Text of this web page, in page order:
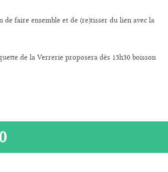
de faire ensemble et de (re)tisser du lien avec la
de la Verrerie proposera dès 13h30 boisson